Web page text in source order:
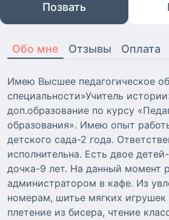
Позвать
Обо мне Отзывы Оплата
Имею Высшее педагогическое
специальности»Учитель
доп.образование по курсу
образования». Имею опыт
детского сада-2 года.
исполнительна. Есть двое
дочка-9 лет. На данный момент
администратором в кафе. Из
номерам, шитье мягких игрушек
плетение из бисера, чтение